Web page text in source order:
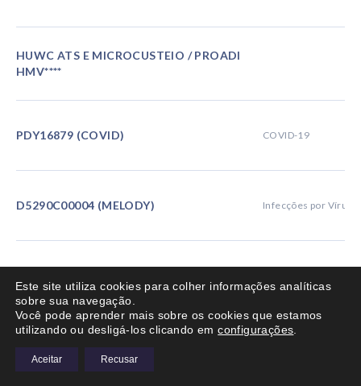
HUWC ATS E MICROCUSTEIO / PROADI
HMV****
PDY16879 (COVID) COVID-19
D5290C00004 (MELODY) Infecções por Vírus
PAT-CR-302 (DIAMOND)
Este site utiliza cookies para colher informações analíticas
sobre sua navegação.
Você pode aprender mais sobre os cookies que estamos
utilizando ou desligá-los clicando emconfigurações
Aceitar Recusar